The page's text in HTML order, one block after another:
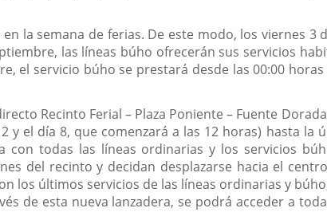
la semana de ferias. De este modo, los viernes 3
las líneas búho ofrecerán sus servicios
el servicio búho se prestará desde las 00:00 horas
Recinto Ferial – Plaza Poniente – Fuente Dorada
y el día 8, que comenzará a las 12 horas) hasta la
con todas las líneas ordinarias y los servicios
del recinto y decidan desplazarse hacia el
los últimos servicios de las líneas ordinarias y
de esta nueva lanzadera, se podrá acceder a